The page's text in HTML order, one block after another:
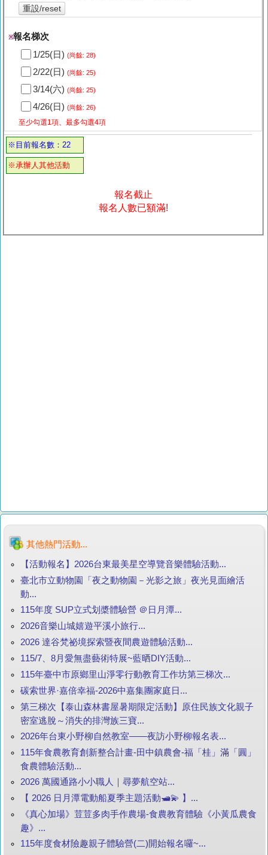
重設/reset
※報名梯次
1/25(日) (尚餘: 28)
2/22(日) (尚餘: 25)
3/14(六) (尚餘: 25)
4/26(日) (尚餘: 26)
至少勾選1項、最多勾選4項
※目前報名數：22
※承辦人其他活動
報名截止
報名人數已額滿!
其他熱門活動...
【活動報名】2026台東最美星空導覽音樂體驗活動...
臺北市立動物園「夜之動物園－光影之旅」夜光見面繪活
動...
115年度 SUP立式划槳體驗營 ＠日月潭...
2026音樂山城嬉遊平溪小旅行...
2026 達谷梵祕境探索暨夜間農遊體驗活動...
115/7、8月愛無盡藝術特展~藍晒DIY活動...
115年臺中市原鄉里山淨零行動教育工作坊第三梯次...
碳索世界·嘉倍幸福-2026中嘉集團家庭日...
第三梯次【泰山森林書屋暑期限定活動】原住民族文化親子
密室逃脫～消失的排灣族三寶...
2026年台東小野柳自然教室——夜訪小野柳報名表...
115年食農教育創新整合計畫-田中鎮農會-福「桂」滿「圓」
食農體驗活動...
2026 萬國通路小小職人｜尋夢航空站...
【 2026 日月潭電動船夏季主題活動🛥️💫 】...
《真心加場》荳荳多肉手作農場-食農教育體驗《小黃瓜農食
趣》...
115年度食材險趣親子體驗營(二)開始報名囉~...